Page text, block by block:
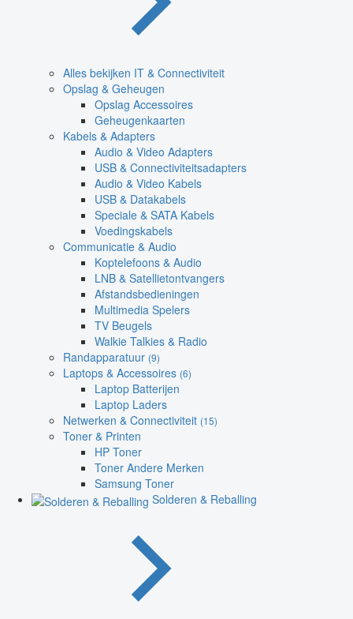
Alles bekijken IT & Connectiviteit
Opslag & Geheugen
Opslag Accessoires
Geheugenkaarten
Kabels & Adapters
Audio & Video Adapters
USB & Connectiviteitsadapters
Audio & Video Kabels
USB & Datakabels
Speciale & SATA Kabels
Voedingskabels
Communicatie & Audio
Koptelefoons & Audio
LNB & Satellietontvangers
Afstandsbedieningen
Multimedia Spelers
TV Beugels
Walkie Talkies & Radio
Randapparatuur (9)
Laptops & Accessoires (6)
Laptop Batterijen
Laptop Laders
Netwerken & Connectiviteit (15)
Toner & Printen
HP Toner
Toner Andere Merken
Samsung Toner
Solderen & Reballing